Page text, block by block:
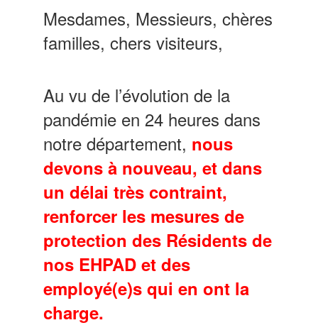
Mesdames, Messieurs, chères
familles, chers visiteurs,
Au vu de l’évolution de la
pandémie en 24 heures dans
notre département, nous
devons à nouveau, et dans
un délai très contraint,
renforcer les mesures de
protection des Résidents de
nos EHPAD et des
employé(e)s qui en ont la
charge.